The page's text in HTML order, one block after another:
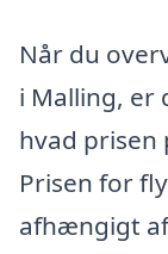
Når du
i Malling, er
hvad
Prisen for
afhængigt